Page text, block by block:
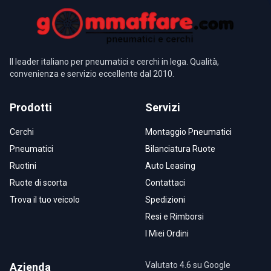
Il leader italiano per pneumatici e cerchi in lega. Qualità,
convenienza e servizio eccellente dal 2010.
Prodotti
Cerchi
Pneumatici
Ruotini
Ruote di scorta
Trova il tuo veicolo
Servizi
Montaggio Pneumatici
Bilanciatura Ruote
Auto Leasing
Contattaci
Spedizioni
Resi e Rimborsi
I Miei Ordini
Azienda Valutato 4.6 su Google